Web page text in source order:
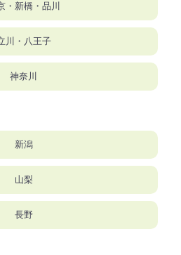
・新橋・品川
川・八王子
神奈川
新潟
山梨
長野